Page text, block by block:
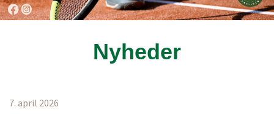
Nyheder
7. april 2026